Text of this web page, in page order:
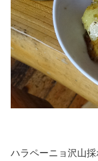
ハラペーニョ沢山